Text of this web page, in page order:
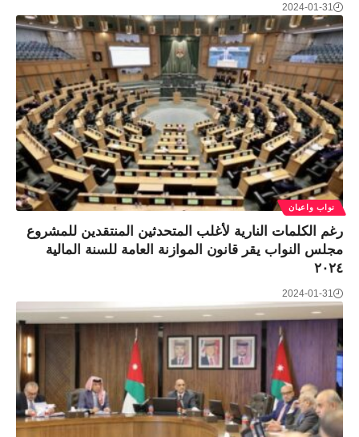
2024-01-31
نواب واعيان
رغم الكلمات النارية لأغلب المتحدثين المنتقدين للمشروع
مجلس النواب يقر قانون الموازنة العامة للسنة المالية
٢٠٢٤
2024-01-31